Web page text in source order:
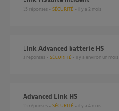
15 réponses SÉCURITÉ il y a 2 mois
Link Advanced batterie HS
3 réponses SÉCURITÉ il y a environ un mois
Advanced Link HS
15 réponses SÉCURITÉ il y a 4 mois